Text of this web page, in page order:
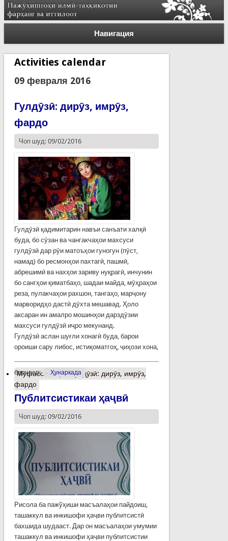
Навигация
Activities calendar
09 февраля 2016
Гулдӯзӣ: дирӯз, имрӯз,
фардо
Чоп шуд: 09/02/2016
Гулдӯзӣ қадимитарин навъи санъати халқӣ
буда, бо сӯзан ва чангакчаҳои махсуси
гулдӯзӣ дар рӯи матоъҳои гуногун (пӯст,
намад) бо ресмонҳои пахтагӣ, пашмӣ,
абрешимӣ ва нахҳои зариву нуқрагӣ, инчунин
бо сангҳои қиматбаҳо, шадаи майда, мӯҳраҳои
реза, пулакчаҳои рахшон, тангаҳо, марҷону
марворидҳо дастӣ дӯхта мешавад. Ҳоло
аксаран ин амалро мошинҳои дарздӯзии
махсуси гулдӯзӣ иҷро мекунанд.
Гулдӯзӣ аслан шуғли хонагӣ буда, барои
ороиши сару либос, истиқоматгоҳ, ҷиҳози хона,
барчасп: Ҳунаркада
Муфассалтаро Гулдӯзӣ: дирӯз, имрӯз,
фардо
Публитсистикаи ҳаҷвӣ
Чоп шуд: 09/02/2016
Рисола ба пажўҳиши масъалаҳои пайдоиш,
ташаккул ва инкишофи ҳаҷви публитсистӣ
бахшида шудааст. Дар он масъалаҳои умумии
ташаккул ва инкишофи ҳаҷви публитсистии